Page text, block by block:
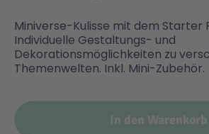
Kreativ
Malen & Zeichnen
Harry Potter™
Marvel™ Super Heroes
Heroes
Knights
Miniverse-Kulisse mit dem Starter
Individuelle Gestaltungs- und
Dekorationsmöglichkeiten zu
Themenwelten. Inkl. Mini-Zubehör.
In den Warenkorb